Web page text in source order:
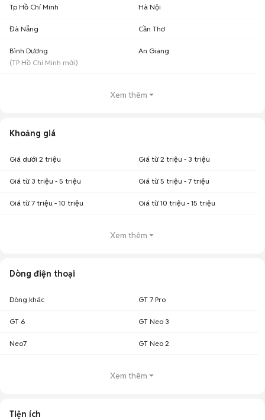
Tp Hồ Chí Minh Hà Nội
Đà Nẵng Cần Thơ
Bình Dương
(TP Hồ Chí Minh mới)
An Giang
Xem thêm
Khoảng giá
Giá dưới 2 triệu Giá từ 2 triệu - 3 triệu
Giá từ 3 triệu - 5 triệu Giá từ 5 triệu - 7 triệu
Giá từ 7 triệu - 10 triệu Giá từ 10 triệu - 15 triệu
Xem thêm
Dòng điện thoại
Dòng khác GT 7 Pro
GT 6 GT Neo 3
Neo7 GT Neo 2
Xem thêm
Tiện ích